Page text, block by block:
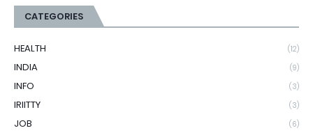
CATEGORIES
HEALTH (12)
INDIA (9)
INFO (3)
IRIITTY (3)
JOB (6)